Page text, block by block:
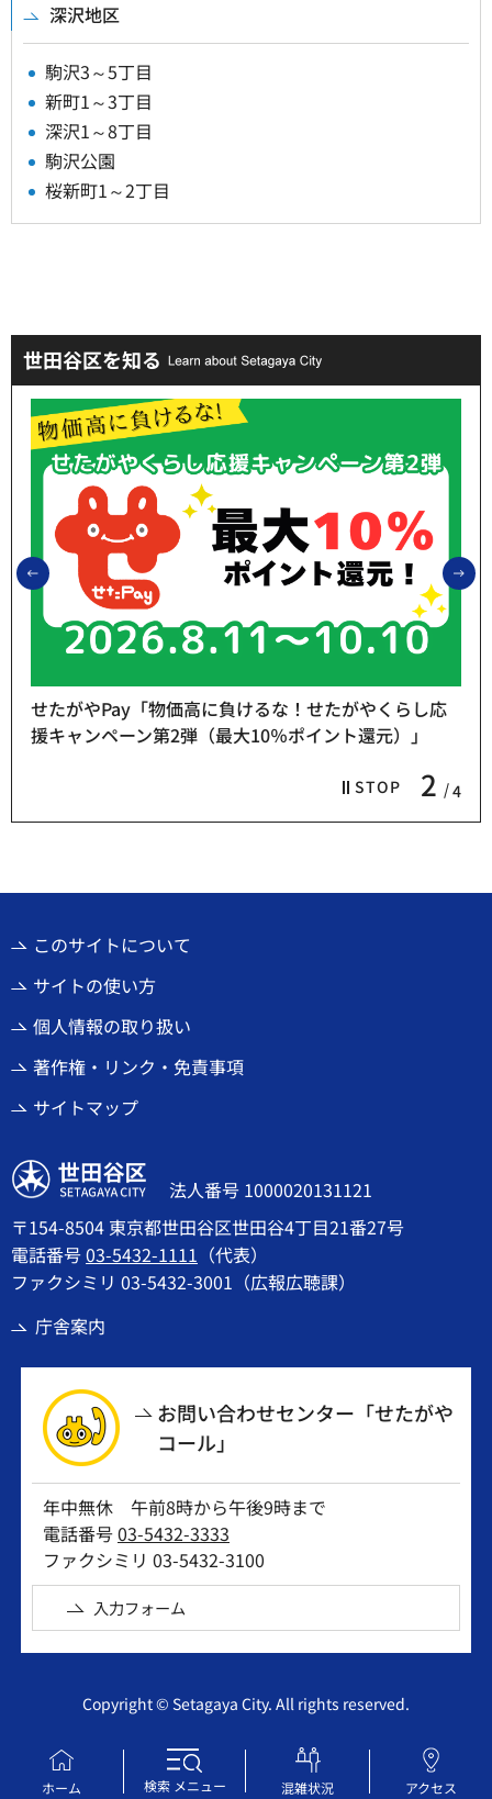
ホーム 検索メニュー 混雑状況 アクセス
深沢地区
駒沢3～5丁目
新町1～3丁目
深沢1～8丁目
駒沢公園
桜新町1～2丁目
世田谷区を知る
前のスライドを表示
STOP 2 4
せたがやPay「物価高に負けるな！せたがやくらし応
援キャンペーン第2弾（最大10％ポイント還元）」
このサイトについて
サイトの使い方
個人情報の取り扱い
著作権・リンク・免責事項
サイトマップ
世田谷区
法人番号 1000020131121
〒154-8504 東京都世田谷区世田谷4丁目21番27号
電話番号03-5432-1111 （代表）
ファクシミリ 03-5432-3001（広報広聴課）
庁舎案内
お問い合わせセンター「せたがや
コール」
年中無休 午前8時から午後9時まで
電話番号03-5432-3333
ファクシミリ 03-5432-3100
入力フォーム
Copyright © Setagaya City. All rights reserved.